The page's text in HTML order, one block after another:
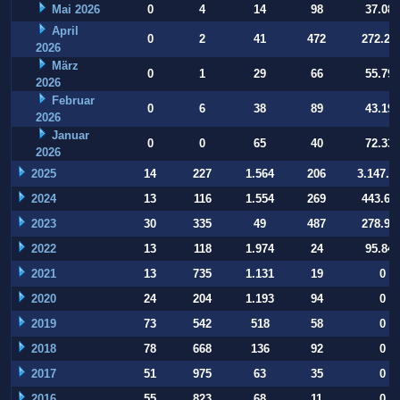
Mai 2026 0 4 14 98
37.084
April
2026
0 2 41 472
März
2026
0 1 29 66
55.794
Februar
2026
0 6 38 89
43.197
Januar
2026
0 0 65 40 72.332
2025 14 227 1.564 206
2024
13 116 1.554 269
2023
30 335 49 487
2022
13 118 1.974 24
95.847
2021
13 735 1.131 19
0
2020
24 204 1.193 94
0
2019
73 542 518 58
0
2018
78 668 136 92
0
2017
51 975 63 35
0